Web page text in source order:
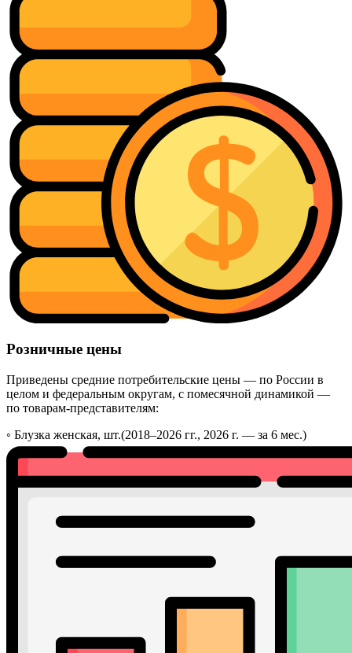
Розничные цены
Приведены средние потребительские цены — по России в
целом и федеральным округам, с помесячной динамикой —
по товарам-представителям:
◦ Блузка женская, шт.(2018–2026 гг., 2026 г. — за 6 мес.)